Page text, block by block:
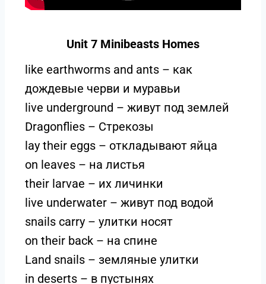
Unit 7 Minibeasts Homes
like earthworms and ants – как
дождевые черви и муравьи
live underground – живут под землей
Dragonflies – Стрекозы
lay their eggs – откладывают яйца
on leaves – на листья
their larvae – их личинки
live underwater – живут под водой
snails carry – улитки носят
on their back – на спине
Land snails – земляные улитки
in deserts – в пустынях